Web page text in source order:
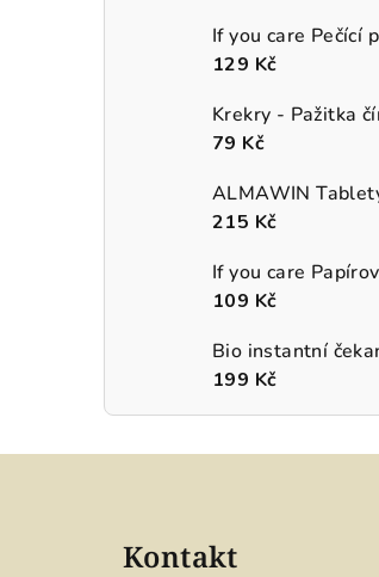
If you care Pečící
129 Kč
79 Kč
ALMAWIN
215 Kč
109 Kč
199 Kč
Kontakt